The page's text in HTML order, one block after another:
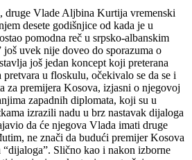
druge Vlade Aljbina Kurtija vremenski
desete godišnjice od kada je u
pomodna reč u srpsko-albanskim
uvek nije doveo do sporazuma o
još jedan koncept koji preterana
u floskulu, očekivalo se da se i
za premijera Kosova, izjasni o njegovoj
zapadnih diplomata, koji su u
izrazili nadu u brz nastavak dijaloga
da će njegova Vlada imati druge
ne znači da budući premijer Kosova
Slično kao i nakon izborne